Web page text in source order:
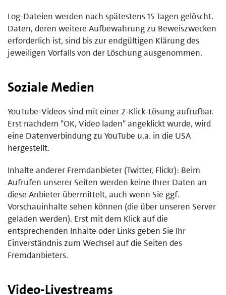
Log-Dateien werden nach spätestens 15 Tagen gelöscht.
Daten, deren weitere Aufbewahrung zu Beweiszwecken
erforderlich ist, sind bis zur endgültigen Klärung des
jeweiligen Vorfalls von der Löschung ausgenommen.
Soziale Medien
YouTube-Videos sind mit einer 2-Klick-Lösung aufrufbar.
Erst nachdem "OK, Video laden" angeklickt wurde, wird
eine Datenverbindung zu YouTube u.a. in die USA
hergestellt.
Inhalte anderer Fremdanbieter (Twitter, Flickr): Beim
Aufrufen unserer Seiten werden keine Ihrer Daten an
diese Anbieter übermittelt, auch wenn Sie ggf.
Vorschauinhalte sehen können (die über unseren Server
geladen werden). Erst mit dem Klick auf die
entsprechenden Inhalte oder Links geben Sie Ihr
Einverständnis zum Wechsel auf die Seiten des
Fremdanbieters.
Video-Livestreams